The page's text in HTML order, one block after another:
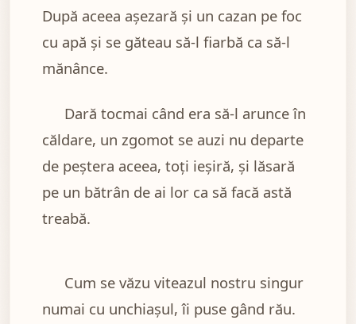
După aceea aşezară şi un cazan pe foc
cu apă şi se găteau să-l fiarbă ca să-l
mănânce.
Dară tocmai când era să-l arunce în
căldare, un zgomot se auzi nu departe
de peştera aceea, toţi ieşiră, şi lăsară
pe un bătrân de ai lor ca să facă astă
treabă.
Cum se văzu viteazul nostru singur
numai cu unchiaşul, îi puse gând rău.